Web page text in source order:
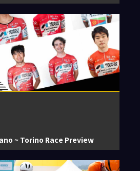
~ Torino Race Preview